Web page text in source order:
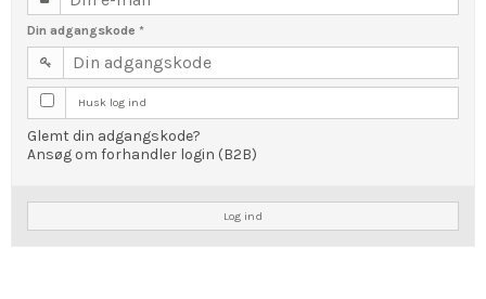
Din adgangskode *
Husk log ind
Glemt din adgangskode?
Ansøg om forhandler login (B2B)
Log ind